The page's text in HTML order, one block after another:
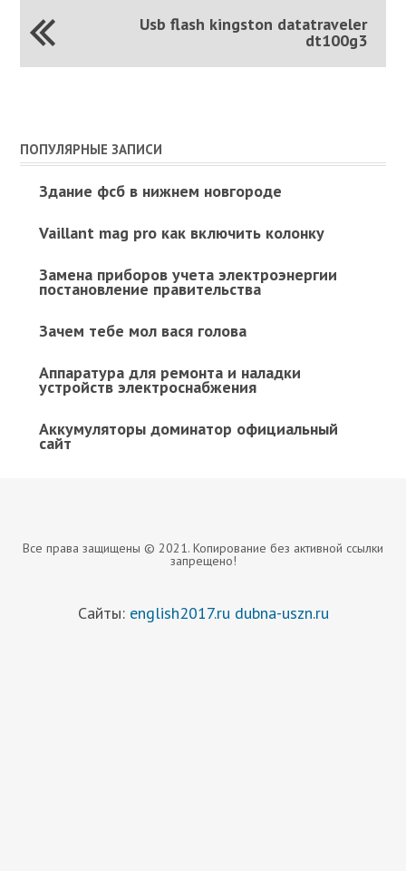
Usb flash kingston datatraveler
dt100g3
ПОПУЛЯРНЫЕ ЗАПИСИ
Здание фсб в нижнем новгороде
Vaillant mag pro как включить колонку
Замена приборов учета электроэнергии
постановление правительства
Зачем тебе мол вася голова
Аппаратура для ремонта и наладки
устройств электроснабжения
Аккумуляторы доминатор официальный
сайт
Все права защищены © 2021. Копирование без активной ссылки
запрещено!
Сайты: english2017.ru dubna-uszn.ru